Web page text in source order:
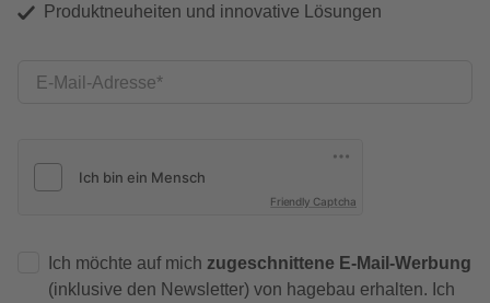
Produktneuheiten und innovative Lösungen
E-Mail-Adresse
Friendly Captcha
Ich möchte auf mich zugeschnittene E-Mail-Werbung
(inklusive den Newsletter) von hagebau erhalten. Ich